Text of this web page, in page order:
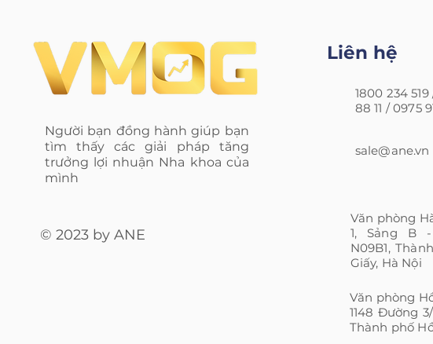
Người bạn đồng hành giúp bạn
tìm thấy các giải pháp tăng
trưởng lợi nhuận Nha khoa của
mình
© 2023 by ANE
Liên hệ
1800 234
88 11 /0975
sale@ane.vn
Văn phòng
1, Sảng B
N09B1,
Giấy, Hà Nội
Văn phòng
1148 Đường
Thành phố